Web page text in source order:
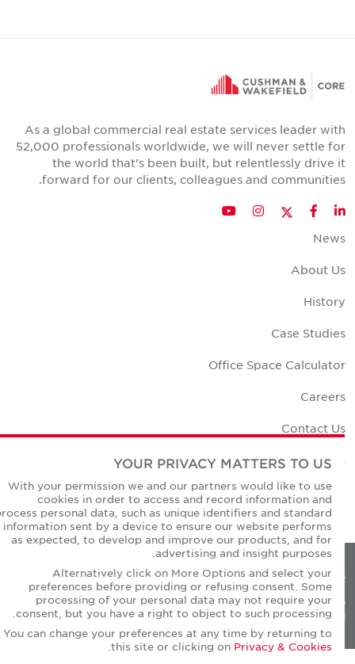
As a global commercial real estate services leader with
52,000 professionals worldwide, we will never settle for
the world that's been built, but relentlessly drive it
forward for our clients, colleagues and communities.
LinkedIn
Facebook
Twitter
Instagram
YouTube
News
About Us
History
Case Studies
Office Space Calculator
Careers
Contact Us
Office Locations
Corporate Social Responsibility
Privacy Policies
© Copyright Cushman & Wakefield Core 2026.
All Rights Reserved.
YOUR PRIVACY MATTERS TO US
With your permission we and our partners would like to use
cookies in order to access and record information and
process personal data, such as unique identifiers and standard
information sent by a device to ensure our website performs
as expected, to develop and improve our products, and for
advertising and insight purposes.
Alternatively click on More Options and select your
preferences before providing or refusing consent. Some
processing of your personal data may not require your
consent, but you have a right to object to such processing.
You can change your preferences at any time by returning to
this site or clicking onPrivacy & Cookies
.